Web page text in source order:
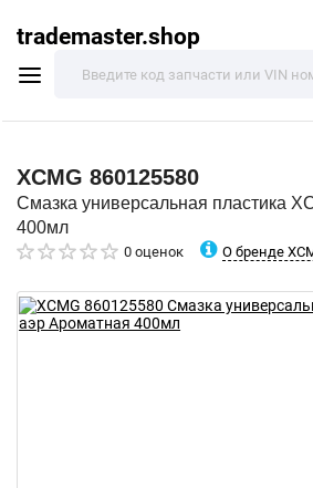
trademaster.shop
XCMG 860125580
Смазка универсальная пластика
400мл
0 оценок О бренде